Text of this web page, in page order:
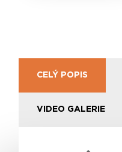
CELÝ POPIS
VIDEO GALERIE